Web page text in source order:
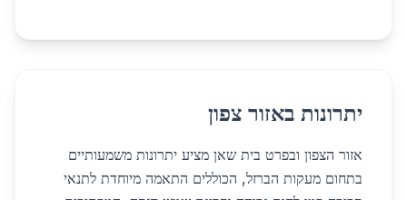
יתרונות באזור צפון
אזור הצפון ובפרט בית שאן מציע יתרונות משמעותיים
בתחום מעקות הברזל, הכוללים התאמה מיוחדת לתנאי